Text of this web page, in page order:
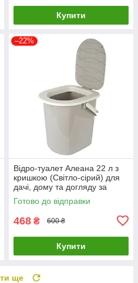
Купити
–22%
Відро-туалет Алеана 22 л з
кришкою (Світло-сірий) для
дачі, дому та догляду за
хворими/Біотуалет
Готово до відправки
468 ₴ 600 ₴
Купити
ще